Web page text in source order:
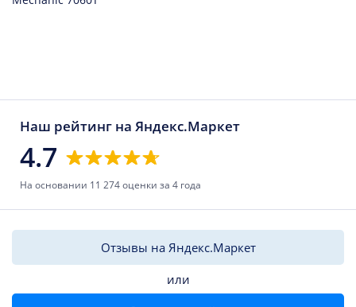
Наш рейтинг на Яндекс.Маркет
4.7
На основании 11 274 оценки за 4 года
Отзывы на Яндекс.Маркет
или